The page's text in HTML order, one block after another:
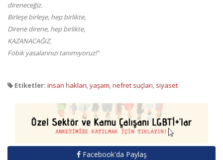
direneceğiz.
Birleşe birleşe, hep birlikte,
Direne direne, hep birlikte,
KAZANACAĞIZ.
Fobik yasalarınızı tanımıyoruz!”
Etiketler: insan hakları,yaşam,nefret suçları, siyaset
Facebook'da Paylaş